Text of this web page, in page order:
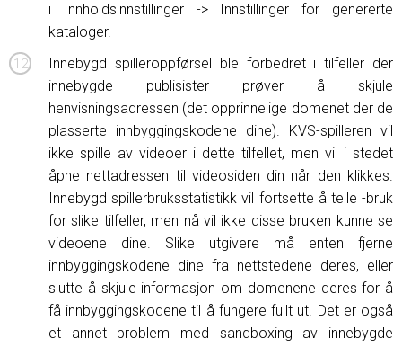
i Innholdsinnstillinger -> Innstillinger for genererte
kataloger.
Innebygd spilleroppførsel ble forbedret i tilfeller der
innebygde publisister prøver å skjule
henvisningsadressen (det opprinnelige domenet der de
plasserte innbyggingskodene dine). KVS-spilleren vil
ikke spille av videoer i dette tilfellet, men vil i stedet
åpne nettadressen til videosiden din når den klikkes.
Innebygd spillerbruksstatistikk vil fortsette å telle -bruk
for slike tilfeller, men nå vil ikke disse bruken kunne se
videoene dine. Slike utgivere må enten fjerne
innbyggingskodene dine fra nettstedene deres, eller
slutte å skjule informasjon om domenene deres for å
få innbyggingskodene til å fungere fullt ut. Det er også
et annet problem med sandboxing av innebygde